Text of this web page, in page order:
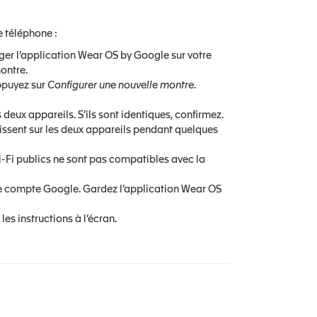
téléphone :
l’application Wear OS by Google sur votre
sur Configurer une nouvelle montre.
appareils. S’ils sont identiques, confirmez.
sur les deux appareils pendant quelques
Fi publics ne sont pas compatibles avec la
Google. Gardez l’application Wear OS
instructions à l’écran.